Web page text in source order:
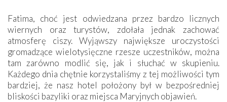
Fatima, choć jest odwiedzana przez bardzo licznych
wiernych oraz turystów, zdołała jednak zachować
atmosferę ciszy. Wyjąwszy największe uroczystości
gromadzące wielotysięczne rzesze uczestników, można
tam zarówno modlić się, jak i słuchać w skupieniu.
Każdego dnia chętnie korzystaliśmy z tej możliwości tym
bardziej, że nasz hotel położony był w bezpośredniej
bliskości bazyliki oraz miejsca Maryjnych objawień.